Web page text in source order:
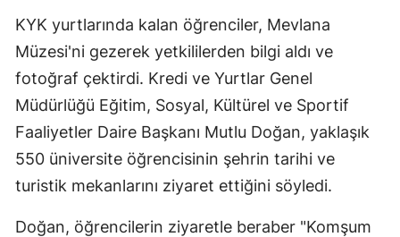
Elazığ
Erzincan
Erzurum
Eskişehir
Gaziantep
KYK yurtlarında kalan öğrenciler, Mevlana
Müzesi'ni gezerek yetkililerden bilgi aldı ve
fotoğraf çektirdi. Kredi ve Yurtlar Genel
Müdürlüğü Eğitim, Sosyal, Kültürel ve Sportif
Faaliyetler Daire Başkanı Mutlu Doğan, yaklaşık
550 üniversite öğrencisinin şehrin tarihi ve
turistik mekanlarını ziyaret ettiğini söyledi.
Doğan, öğrencilerin ziyaretle beraber "Komşum